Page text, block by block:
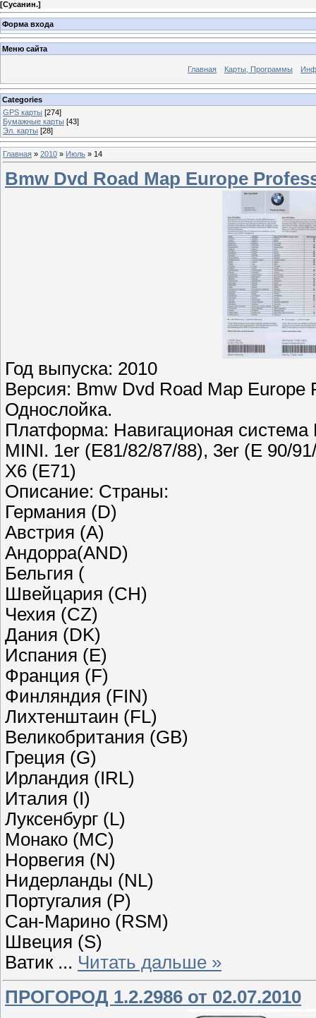
[Сусанин.]
Форма входа
Меню сайта
Главная Карты, Программы
Categories
GPS карты [274]
Бумажные карты [43]
Эл. карты [28]
Главная » 2010 » Июль » 14
Bmw Dvd Road Map Europe
Год выпуска: 2010
Версия: Bmw Dvd Road Map Europe
Однослойка.
Платформа: Навигационая
MINI. 1er (E81/82/87/88), 3er (E 90/
X6 (E71)
Описание: Страны:
Германия (D)
Австрия (A)
Андорра(AND)
Бельгия (
Швейцария (CH)
Чехия (CZ)
Дания (DK)
Испания (E)
Франция (F)
Финляндия (FIN)
Лихтенштаин (FL)
Великобритания (GB)
Греция (G)
Ирландия (IRL)
Италия (I)
Луксенбург (L)
Монако (MC)
Норвегия (N)
Нидерланды (NL)
Португалия (P)
Сан-Марино (RSM)
Швеция (S)
Ватик ... Читать дальше »
ПРОГОРОД 1.2.2986 от 02.07.2010